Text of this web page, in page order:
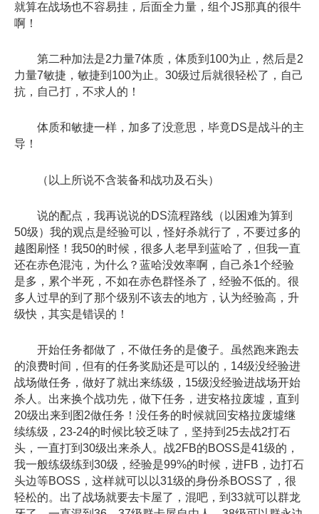
就算在战场也不容易挂，后面全力量，组个JS那真的很牛
啊！
第二种加法是2力量7体质，体质到100为止，然后是2
力量7敏捷，敏捷到100为止。30级过后就很轻松了，自己
抗，自己打，不求人的！
体质和敏捷一样，加多了没意思，毕竟DS是战斗的主
导！
（以上所说不含装备和战功及石头）
说的配点，我再说说的DS流程路线（以困难为算到
50级）我的观点是经验可以，怪好杀就行了，不要过多的
越图刷怪！我50的时候，很多人老早到蓝哈了，但我一直
还在赤色混沌，为什么？蓝哈没效率啊，自己杀1个经验
是多，累个半死，不如在赤色群怪杀了，经验不低的。很
多人过早的到了那个级别不该去的地方，认为经验高，升
级快，其实是错误的！
开始任务都做了，不做任务的是傻子。虽然跑来跑去
的浪费时间，但有的任务奖励还是可以的，14级没经验进
战场做任务，做好了就出来练级，15级没经验进战场开始
杀人。出来换个战功先，做下任务，进安格拉废墟，直到
20级出来到图2做任务！没任务的时候就回安格拉废墟继
续练级，23-24的时候比较乏味了，坚持到25去战2打石
头，一直打到30级出来杀人。战2FB的BOSS是41级的，
我一般练级练到30级，经验是99%的时候，进FB，边打石
头边等BOSS，这样就可以以31级的身份杀BOSS了，很
轻松的。出了战场就要去卡屋了，混吧，到33就可以群龙